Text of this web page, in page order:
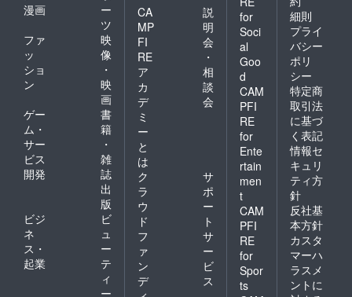
漫画
ー
ツ
ファ
ッ
ショ
ン
映
像
・
映
画
ゲー
ム・
サー
ビス
開発
書
籍
・
雑
誌
出
版
ビジ
ネ
ス・
起業
ビ
ュ
ー
テ
ィ
ー
CA
MP
FI
RE
ア
カ
デ
ミ
ー
と
は
説
明
会
・
相
談
会
ク
ラ
ウ
ド
フ
ァ
ン
デ
サ
ポ
ー
ト
サ
ー
ビ
ス
for
Soci
al
Goo
d
CAM
PFI
RE
for
Ente
rtain
men
t
CAM
PFI
RE
for
Spor
ts
細則
プライ
バシー
ポリ
シー
特定商
取引法
に基づ
く表記
情報セ
キュリ
ティ方
針
反社基
本方針
カスタ
マーハ
ラスメ
ントに